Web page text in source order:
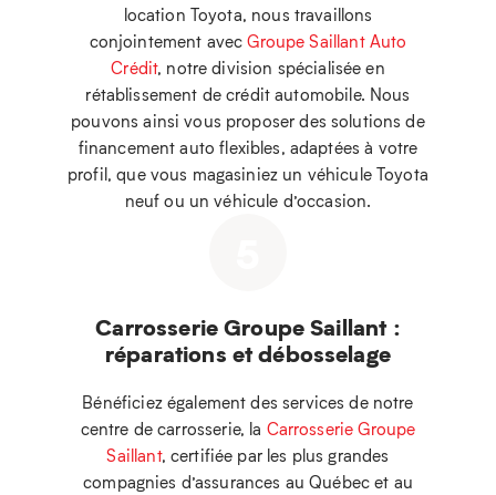
location Toyota, nous travaillons
conjointement avecGroupe Saillant Auto
Crédit, notre division spécialisée en
rétablissement de crédit automobile. Nous
pouvons ainsi vous proposer des solutions de
financement auto flexibles, adaptées à votre
profil, que vous magasiniez un véhicule Toyota
neuf ou un véhicule d’occasion.
Carrosserie Groupe Saillant :
réparations et débosselage
Bénéficiez également des services de notre
centre de carrosserie, la Carrosserie Groupe
Saillant, certifiée par les plus grandes
compagnies d’assurances au Québec et au